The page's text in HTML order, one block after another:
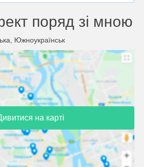
поряд зі мною
Южноукраїнськ
на карті